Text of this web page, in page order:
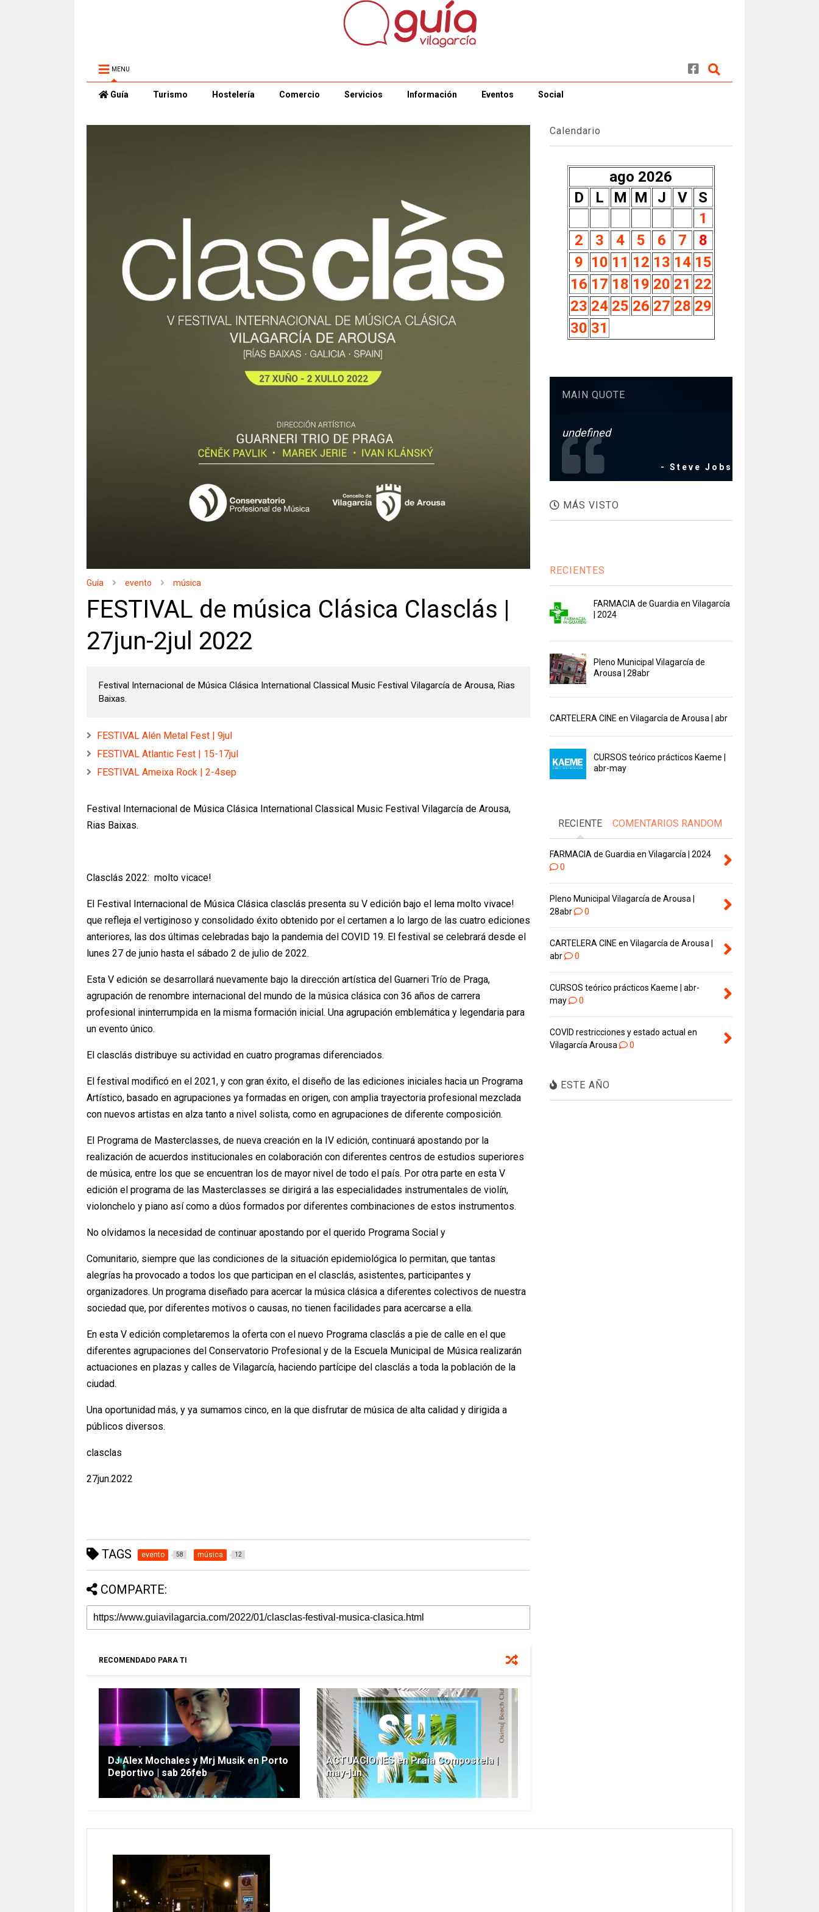
MENU
Guía Turismo Hostelería Comercio Servicios Información Eventos Social
Guía evento música
FESTIVAL de música Clásica Clasclás |
27jun-2jul 2022
Festival Internacional de Música Clásica International Classical Music Festival Vilagarcía de Arousa, Rias
Baixas.
FESTIVAL Alén Metal Fest | 9jul
FESTIVAL Atlantic Fest | 15-17jul
FESTIVAL Ameixa Rock | 2-4sep
Festival Internacional de Música Clásica International Classical Music Festival Vilagarcía de Arousa,
Rias Baixas.
Clasclás 2022: molto vicace!
El Festival Internacional de Música Clásica clasclás presenta su V edición bajo el lema molto vivace!
que refleja el vertiginoso y consolidado éxito obtenido por el certamen a lo largo de las cuatro ediciones
anteriores, las dos últimas celebradas bajo la pandemia del COVID 19. El festival se celebrará desde el
lunes 27 de junio hasta el sábado 2 de julio de 2022.
Esta V edición se desarrollará nuevamente bajo la dirección artística del Guarneri Trío de Praga,
agrupación de renombre internacional del mundo de la música clásica con 36 años de carrera
profesional ininterrumpida en la misma formación inicial. Una agrupación emblemática y legendaria para
un evento único.
El clasclás distribuye su actividad en cuatro programas diferenciados.
El festival modificó en el 2021, y con gran éxito, el diseño de las ediciones iniciales hacia un Programa
Artístico, basado en agrupaciones ya formadas en origen, con amplia trayectoria profesional mezclada
con nuevos artistas en alza tanto a nivel solista, como en agrupaciones de diferente composición.
El Programa de Masterclasses, de nueva creación en la IV edición, continuará apostando por la
realización de acuerdos institucionales en colaboración con diferentes centros de estudios superiores
de música, entre los que se encuentran los de mayor nivel de todo el país. Por otra parte en esta V
edición el programa de las Masterclasses se dirigirá a las especialidades instrumentales de violín,
violonchelo y piano así como a dúos formados por diferentes combinaciones de estos instrumentos.
No olvidamos la necesidad de continuar apostando por el querido Programa Social y
Comunitario, siempre que las condiciones de la situación epidemiológica lo permitan, que tantas
alegrías ha provocado a todos los que participan en el clasclás, asistentes, participantes y
organizadores. Un programa diseñado para acercar la música clásica a diferentes colectivos de nuestra
sociedad que, por diferentes motivos o causas, no tienen facilidades para acercarse a ella.
En esta V edición completaremos la oferta con el nuevo Programa clasclás a pie de calle en el que
diferentes agrupaciones del Conservatorio Profesional y de la Escuela Municipal de Música realizarán
actuaciones en plazas y calles de Vilagarcía, haciendo partícipe del clasclás a toda la población de la
ciudad.
Una oportunidad más, y ya sumamos cinco, en la que disfrutar de música de alta calidad y dirigida a
públicos diversos.
clasclas
27jun.2022
TAGS evento 58 música 12
COMPARTE:
RECOMENDADO PARA TI
DJ Alex Mochales y Mrj Musik en Porto
Deportivo | sab 26feb
ACTUACIONES en Praia Compostela |
may-jun
Calendario
ago 2026
D
L M M J V
S
1
2
3 4 5 6 7
8
9 10 11 12 13 14 15
16 17 18 19 20 21 22
23 24 25 26 27 28 29
30 31
MAIN QUOTE
undefined
- Steve Jobs
MÁS VISTO
RECIENTES
FARMACIA de Guardia en Vilagarcía
| 2024
Pleno Municipal Vilagarcía de
Arousa | 28abr
CARTELERA CINE en Vilagarcía de Arousa | abr
CURSOS teórico prácticos Kaeme |
abr-may
RECIENTE COMENTARIOS RANDOM
FARMACIA de Guardia en Vilagarcía | 2024
0
Pleno Municipal Vilagarcía de Arousa |
28abr
0
CARTELERA CINE en Vilagarcía de Arousa |
abr
0
CURSOS teórico prácticos Kaeme | abr-
may
0
COVID restricciones y estado actual en
Vilagarcía Arousa
0
ESTE AÑO